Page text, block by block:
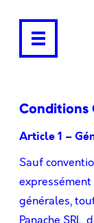
Conditions
Article 1 –
Sauf
générales,